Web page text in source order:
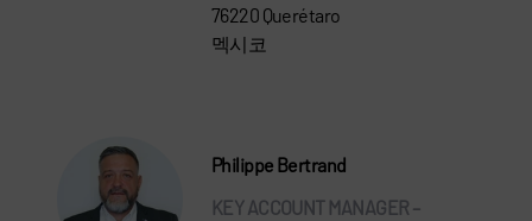
76220 Querétaro
멕시코
Philippe Bertrand
KEY ACCOUNT MANAGER –